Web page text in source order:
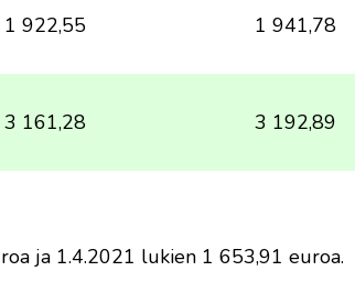
1 922,55 1 941,78
3 161,28 3 192,89
ja 1.4.2021 lukien 1 653,91 euroa.